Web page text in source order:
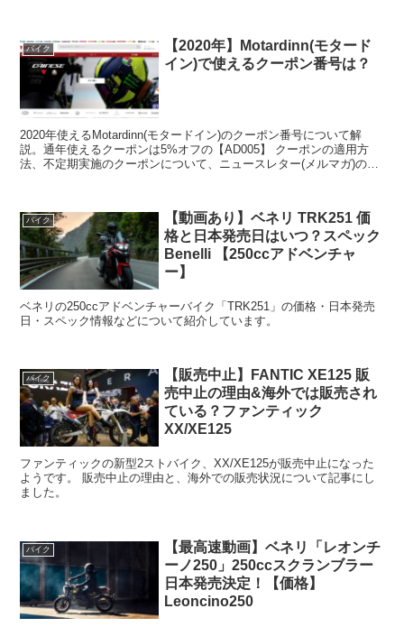
バイク
【2020年】Motardinn(モタード
イン)で使えるクーポン番号は？
2020年使えるMotardinn(モタードイン)のクーポン番号について解
説。通年使えるクーポンは5%オフの【AD005】 クーポンの適用方
法、不定期実施のクーポンについて、ニュースレター(メルマガ)の登
バイク
【動画あり】ベネリ TRK251 価
格と日本発売日はいつ？スペック
Benelli 【250ccアドベンチャ
ー】
ベネリの250ccアドベンチャーバイク「TRK251」の価格・日本発売
日・スペック情報などについて紹介しています。
バイク
【販売中止】FANTIC XE125 販
売中止の理由&海外では販売され
ている？ファンティック
XX/XE125
ファンティックの新型2ストバイク、XX/XE125が販売中止になった
ようです。 販売中止の理由と、海外での販売状況について記事にし
ました。
バイク
【最高速動画】ベネリ「レオンチ
ーノ250」250ccスクランブラー
日本発売決定！【価格】
Leoncino250